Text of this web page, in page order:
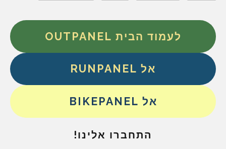
לעמוד הבית OUTPANEL
אל RUNPANEL
אל BIKEPANEL
התחברו אלינו!